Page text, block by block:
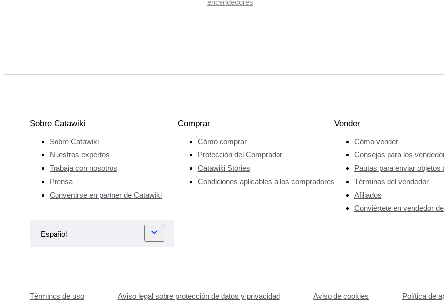
encendedores
Sobre Catawiki
Sobre Catawiki
Nuestros expertos
Trabaja con nosotros
Prensa
Convertirse en partner de Catawiki
Comprar
Cómo comprar
Protección del Comprador
Catawiki Stories
Condiciones aplicables a los compradores
Vender
Cómo vender
Consejos para los
Pautas para enviar objetos
Términos del vendedor
Afiliados
Conviértete en vendedor
Términos de uso Aviso legal sobre protección de datos y privacidad Aviso de cookies Política de